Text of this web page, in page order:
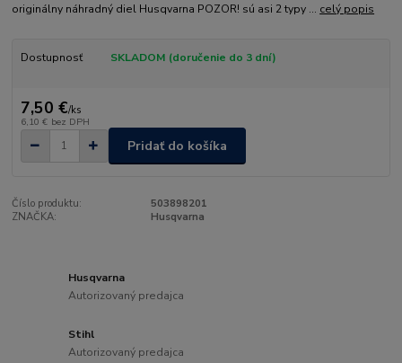
originálny náhradný diel Husqvarna POZOR! sú asi 2 typy ... celý popis
Dostupnosť SKLADOM (doručenie do 3 dní)
7,50 €/ks
6,10 € bez DPH
Pridať do košíka
Číslo produktu:
503898201
ZNAČKA:
Husqvarna
Husqvarna
Autorizovaný predajca
Stihl
Autorizovaný predajca